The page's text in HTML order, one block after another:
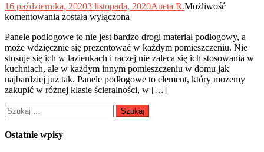
16 października, 20203 listopada, 2020Aneta R.Możliwość
komentowania Układanie
podłogowych
została wyłączona
Panele podłogowe to nie jest bardzo drogi materiał podłogowy, a
może wdzięcznie się prezentować w każdym pomieszczeniu. Nie
stosuje się ich w łazienkach i raczej nie zaleca się ich stosowania w
kuchniach, ale w każdym innym pomieszczeniu w domu jak
najbardziej już tak. Panele podłogowe to element, który możemy
zakupić w różnej klasie ścieralności, w […]
Szukaj:
Ostatnie wpisy